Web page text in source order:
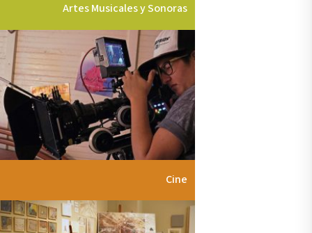
Artes Musicales y Sonoras
Cine